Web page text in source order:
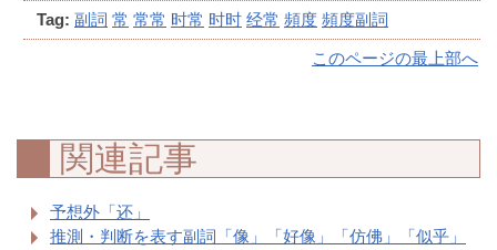
Tag: 副詞 常 常常 时常 时时 经常 頻度 頻度副詞
このページの最上部へ
関連記事
予想外「还」
推測・判断を表す副詞「像」「好像」「仿佛」「似乎」